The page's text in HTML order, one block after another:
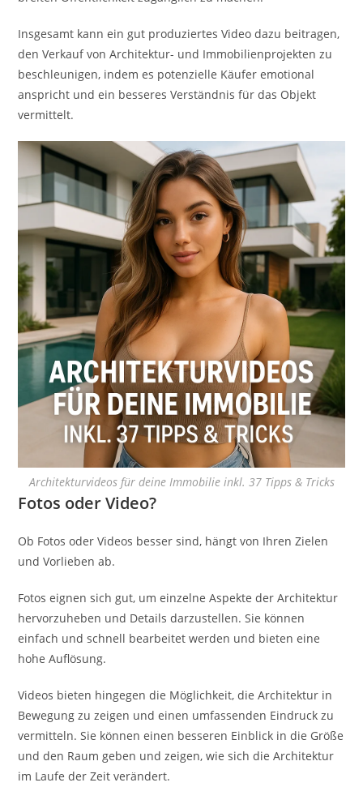
Insgesamt kann ein gut produziertes Video dazu beitragen,
den Verkauf von Architektur- und Immobilienprojekten zu
beschleunigen, indem es potenzielle Käufer emotional
anspricht und ein besseres Verständnis für das Objekt
vermittelt.
Architekturvideos für deine Immobilie inkl. 37 Tipps & Tricks
Fotos oder Video?
Ob Fotos oder Videos besser sind, hängt von Ihren Zielen
und Vorlieben ab.
Fotos eignen sich gut, um einzelne Aspekte der Architektur
hervorzuheben und Details darzustellen. Sie können
einfach und schnell bearbeitet werden und bieten eine
hohe Auflösung.
Videos bieten hingegen die Möglichkeit, die Architektur in
Bewegung zu zeigen und einen umfassenden Eindruck zu
vermitteln. Sie können einen besseren Einblick in die Größe
und den Raum geben und zeigen, wie sich die Architektur
im Laufe der Zeit verändert.